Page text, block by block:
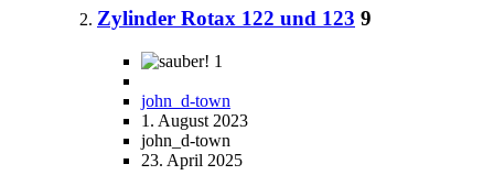
Zylinder Rotax 122 und 123 9
1
john_d-town
1. August 2023
john_d-town
23. April 2025